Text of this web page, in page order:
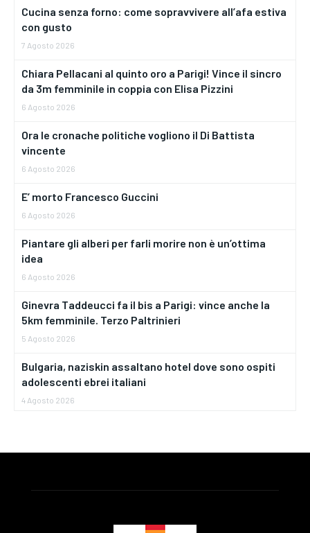
Cucina senza forno: come sopravvivere all’afa estiva
con gusto
7 Agosto 2026
Chiara Pellacani al quinto oro a Parigi! Vince il sincro
da 3m femminile in coppia con Elisa Pizzini
6 Agosto 2026
Ora le cronache politiche vogliono il Di Battista
vincente
6 Agosto 2026
E’ morto Francesco Guccini
6 Agosto 2026
Piantare gli alberi per farli morire non è un’ottima
idea
6 Agosto 2026
Ginevra Taddeucci fa il bis a Parigi: vince anche la
5km femminile. Terzo Paltrinieri
5 Agosto 2026
Bulgaria, naziskin assaltano hotel dove sono ospiti
adolescenti ebrei italiani
4 Agosto 2026